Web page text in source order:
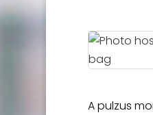
A pulzus